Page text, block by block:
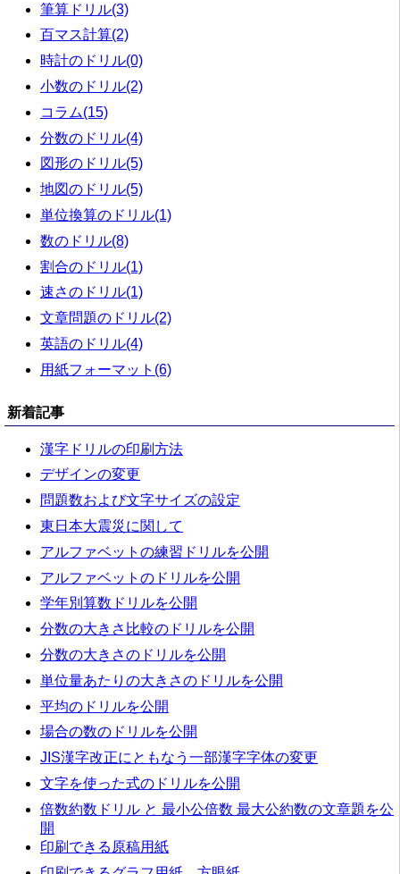
筆算ドリル(3)
百マス計算(2)
時計のドリル(0)
小数のドリル(2)
コラム(15)
分数のドリル(4)
図形のドリル(5)
地図のドリル(5)
単位換算のドリル(1)
数のドリル(8)
割合のドリル(1)
速さのドリル(1)
文章問題のドリル(2)
英語のドリル(4)
用紙フォーマット(6)
新着記事
漢字ドリルの印刷方法
デザインの変更
問題数および文字サイズの設定
東日本大震災に関して
アルファベットの練習ドリルを公開
アルファベットのドリルを公開
学年別算数ドリルを公開
分数の大きさ比較のドリルを公開
分数の大きさのドリルを公開
単位量あたりの大きさのドリルを公開
平均のドリルを公開
場合の数のドリルを公開
JIS漢字改正にともなう一部漢字字体の変更
文字を使った式のドリルを公開
倍数約数ドリル と 最小公倍数 最大公約数の文章題を公
開
印刷できる原稿用紙